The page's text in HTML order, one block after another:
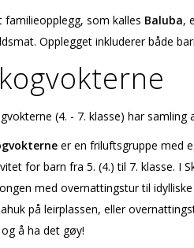
familieopplegg, som kalles Baluba,
Opplegget inkluderer både
(4. - 7. klasse) har
er en friluftsgruppe med
for barn fra 5. (4.) til 7. klasse. I
med overnattingstur til
på leirplassen, eller
å ha det gøy!